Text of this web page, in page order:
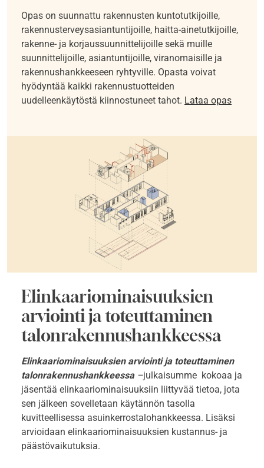
Opas on suunnattu rakennusten kuntotutkijoille,
rakennusterveysasiantuntijoille, haitta-ainetutkijoille,
rakenne- ja korjaussuunnittelijoille sekä muille
suunnittelijoille, asiantuntijoille, viranomaisille ja
rakennushankkeeseen ryhtyville. Opasta voivat
hyödyntää kaikki rakennustuotteiden
uudelleenkäytöstä kiinnostuneet tahot. Lataa opas
Elinkaariominaisuuksien
arviointi ja toteuttaminen
talonrakennushankkeessa
Elinkaariominaisuuksien arviointi ja toteuttaminen
talonrakennushankkeessa–julkaisumme kokoaa ja
jäsentää elinkaariominaisuuksiin liittyvää tietoa, jota
sen jälkeen sovelletaan käytännön tasolla
kuvitteellisessa asuinkerrostalohankkeessa. Lisäksi
arvioidaan elinkaariominaisuuksien kustannus- ja
päästövaikutuksia.